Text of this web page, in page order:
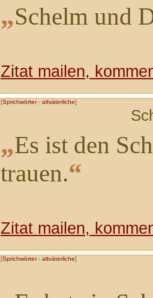
„Schelm und
Zitat mailen,
[Sprichwörter- altväterliche]
„Es ist den
trauen.“
Zitat mailen,
[Sprichwörter- altväterliche]